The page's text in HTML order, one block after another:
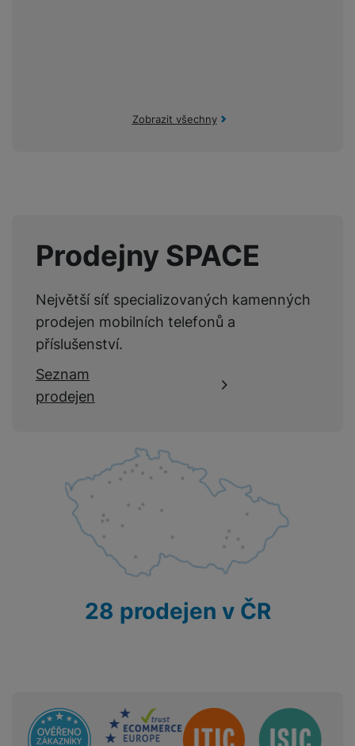
Zobrazit všechny
Prodejny SPACE
Největší síť specializovaných kamenných
prodejen mobilních telefonů a
příslušenství.
Seznam
prodejen
28 prodejen v ČR
Sdružení